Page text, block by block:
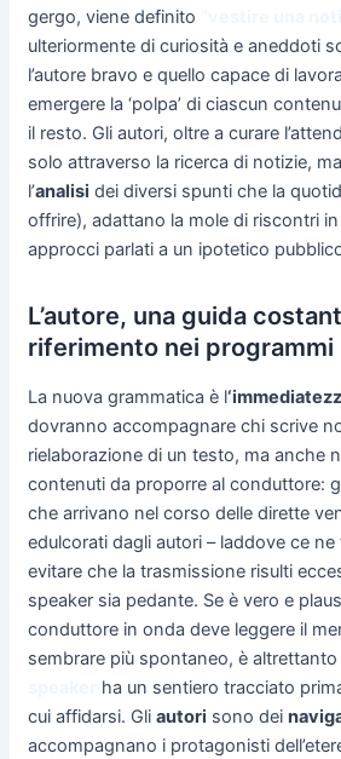
gergo, viene definito
ulteriormente di curiosità e aneddoti
l’autore bravo e quello capace di
emergere la ‘polpa’ di ciascun
il resto. Gli autori, oltre a curare
solo attraverso la ricerca di notizie,
l’analisi dei diversi spunti che la
offrire), adattano la mole di riscontri
approcci parlati a un ipotetico
L’autore, una guida
riferimento nei programmi
La nuova grammatica è l
dovranno accompagnare chi scrive
rielaborazione di un testo, ma anche
contenuti da proporre al conduttore:
che arrivano nel corso delle dirette
edulcorati dagli autori – laddove ce
evitare che la trasmissione risulti
speaker sia pedante. Se è vero e
conduttore in onda deve leggere il
sembrare più spontaneo, è
ha un sentiero tracciato
cui affidarsi. Gli autori sono dei
accompagnano i protagonisti